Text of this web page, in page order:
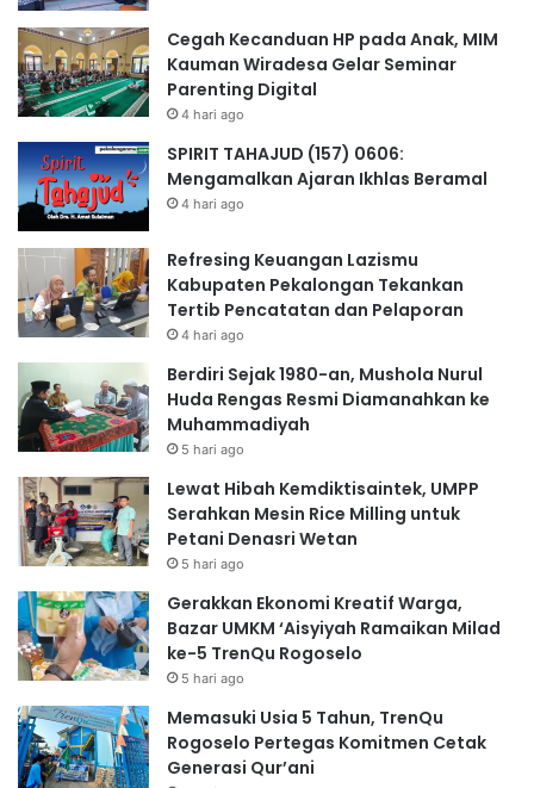
Cegah Kecanduan HP pada Anak, MIM
Kauman Wiradesa Gelar Seminar
Parenting Digital
4 hari ago
SPIRIT TAHAJUD (157) 0606:
Mengamalkan Ajaran Ikhlas Beramal
4 hari ago
Refresing Keuangan Lazismu
Kabupaten Pekalongan Tekankan
Tertib Pencatatan dan Pelaporan
4 hari ago
Berdiri Sejak 1980-an, Mushola Nurul
Huda Rengas Resmi Diamanahkan ke
Muhammadiyah
5 hari ago
Lewat Hibah Kemdiktisaintek, UMPP
Serahkan Mesin Rice Milling untuk
Petani Denasri Wetan
5 hari ago
Gerakkan Ekonomi Kreatif Warga,
Bazar UMKM ‘Aisyiyah Ramaikan Milad
ke-5 TrenQu Rogoselo
5 hari ago
Memasuki Usia 5 Tahun, TrenQu
Rogoselo Pertegas Komitmen Cetak
Generasi Qur’ani